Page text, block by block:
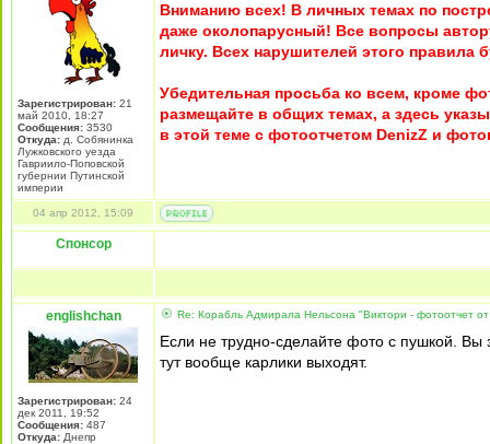
Зарегистрирован: 21
май 2010, 18:27
Сообщения: 3530
Откуда: д. Собянинка
Лужковского уезда
Гавриило-Поповской
губернии Путинской
империи
Вниманию всех! В личных темах по
даже околопарусный! Все вопросы
личку. Всех нарушителей этого правила
Убедительная просьба ко всем, кроме
размещайте в общих темах, а здесь
в этой теме с фотоотчетом DenizZ и
04 апр 2012, 15:09
Спонсор
englishchan
Зарегистрирован: 24
дек 2011, 19:52
Сообщения: 487
Откуда: Днепр
Re: Корабль Адмирала Нельсона "Виктори - фотоотчет от
Если не трудно-сделайте фото с пушкой. Вы
тут вообще карлики выходят.